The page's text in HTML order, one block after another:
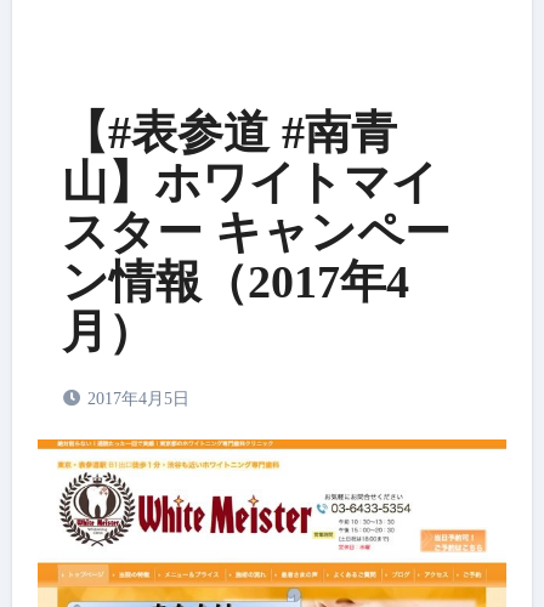
【#表参道 #南青
山】ホワイトマイ
スター キャンペー
ン情報（2017年4
月）
2017年4月5日